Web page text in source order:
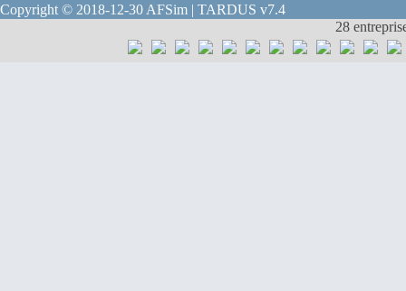
Copyright © 2018-12-30 AFSim | TARDUS v7.4
28